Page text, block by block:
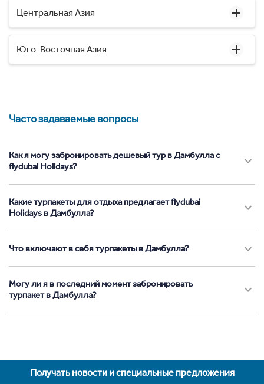
Центральная Азия
Юго-Восточная Азия
Часто задаваемые вопросы
Как я могу забронировать дешевый тур в Дамбулла с
flydubai Holidays?
Какие турпакеты для отдыха предлагает flydubai
Holidays в Дамбулла?
Что включают в себя турпакеты в Дамбулла?
Могу ли я в последний момент забронировать
турпакет в Дамбулла?
Получать новости и специальные предложения